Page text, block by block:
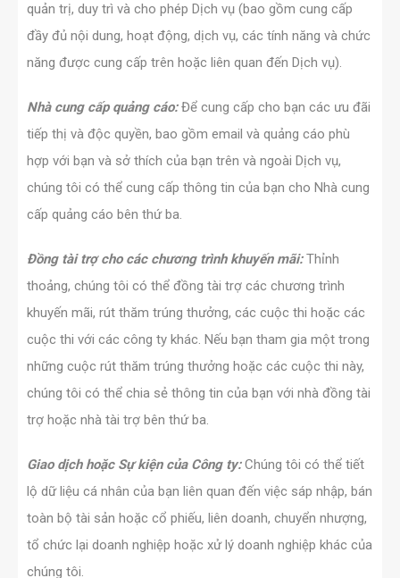
quản trị, duy trì và cho phép Dịch vụ (bao gồm cung cấp
đầy đủ nội dung, hoạt động, dịch vụ, các tính năng và chức
năng được cung cấp trên hoặc liên quan đến Dịch vụ).
Nhà cung cấp quảng cáo:Để cung cấp cho bạn các ưu đãi
tiếp thị và độc quyền, bao gồm email và quảng cáo phù
hợp với bạn và sở thích của bạn trên và ngoài Dịch vụ,
chúng tôi có thể cung cấp thông tin của bạn cho Nhà cung
cấp quảng cáo bên thứ ba.
Đồng tài trợ cho các chương trình khuyến mãi:Thỉnh
thoảng, chúng tôi có thể đồng tài trợ các chương trình
khuyến mãi, rút thăm trúng thưởng, các cuộc thi hoặc các
cuộc thi với các công ty khác. Nếu bạn tham gia một trong
những cuộc rút thăm trúng thưởng hoặc các cuộc thi này,
chúng tôi có thể chia sẻ thông tin của bạn với nhà đồng tài
trợ hoặc nhà tài trợ bên thứ ba.
Giao dịch hoặc Sự kiện của Công ty:Chúng tôi có thể tiết
lộ dữ liệu cá nhân của bạn liên quan đến việc sáp nhập, bán
toàn bộ tài sản hoặc cổ phiếu, liên doanh, chuyển nhượng,
tổ chức lại doanh nghiệp hoặc xử lý doanh nghiệp khác của
chúng tôi.